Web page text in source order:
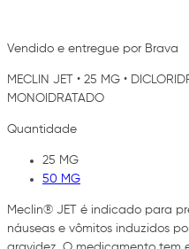
Vendido e entregue por Brava
MECLIN JET • 25 MG •
MONOIDRATADO
Quantidade
25 MG
50 MG
Meclin® JET é indicado para
náuseas e vômitos induzidos